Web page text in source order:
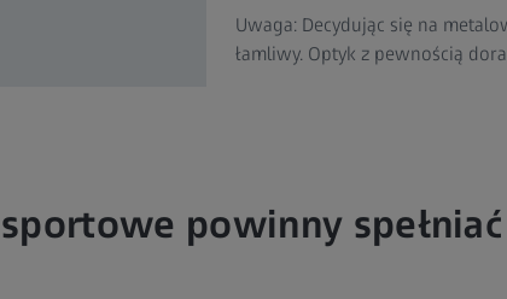
Uwaga: Decydując się na
łamliwy. Optyk z pewnością
powinny